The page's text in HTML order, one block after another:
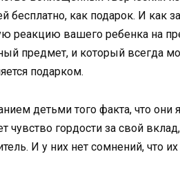
бесплатно, как подарок. И как
реакцию вашего ребенка на
предмет, и который всегда
подарком.
детьми того факта, что
чувство гордости за свой
И у них нет сомнений, что